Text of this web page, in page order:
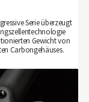
Serie überzeugt
Gewicht von
Carbongehäuses.